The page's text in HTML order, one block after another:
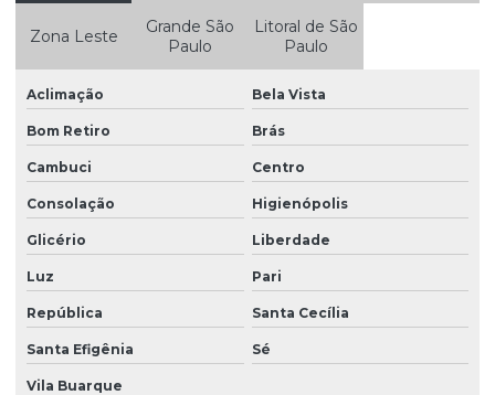
Manutenção Completa De Injetores
Manutenção De Bicos Injetores
Manutenção De Bomba Diesel Em Votorantim
Manutenção De Bomba Em São Paulo
Manutenção De Injetores De Diésel
Manutenção De Injetores Diesel Sp
Montagem De Bicos Injetores
Montagem De Bomba De Alta Pressão
Montagem De Bomba Diesel Em São Paulo
Zona Leste
Grande São
Paulo
Litoral de São
Paulo
Aclimação Bela Vista
Bom Retiro Brás
Cambuci Centro
Consolação Higienópolis
Glicério Liberdade
Luz Pari
República Santa Cecília
Santa Efigênia Sé
Vila Buarque